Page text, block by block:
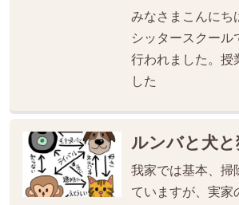
みなさまこんにち
シッタースクール
行われました。授
した
ルンバと犬
我家では基本、掃
ていますが、実家